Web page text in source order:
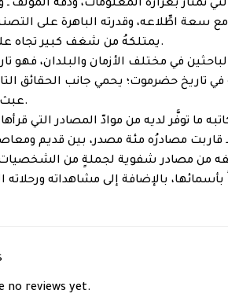
تمتازُ بغزارة المعلومات، ودقّة المؤلف ـ
مع سعة اطِّلاعه، وقدرته الباهرة على
يمتلكهُ من شغف كبير تجاه علم التاريخ.
في مختلف الأزمان والبلدان، فهو
تاريخ حضرموت؛ يحمي جانب الحقائق
عبث العابثين.
ما توفَّر لديه من موادّ المصادر التي
قاربت مصادرُه مئة مصدر، بين قديم
من مصادر شفوية لجملةٍ من الشخصيات
no reviews yet.